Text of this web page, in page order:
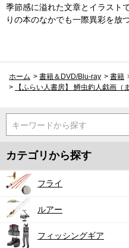
季節感に溢れた文章とイラスト
りの本のなかでも一際異彩を放
ホーム > 書籍＆DVD/Blu-ray > 書籍
>
【ふらい人書房】 鱒虫釣人戯画（
キーワードから探す
カテゴリから探す
フライ
ルアー
フィッシングギア